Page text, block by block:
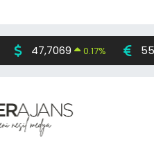
47,7069 0.17%